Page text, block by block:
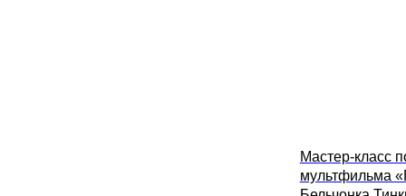
Мастер-класс
мультфильма